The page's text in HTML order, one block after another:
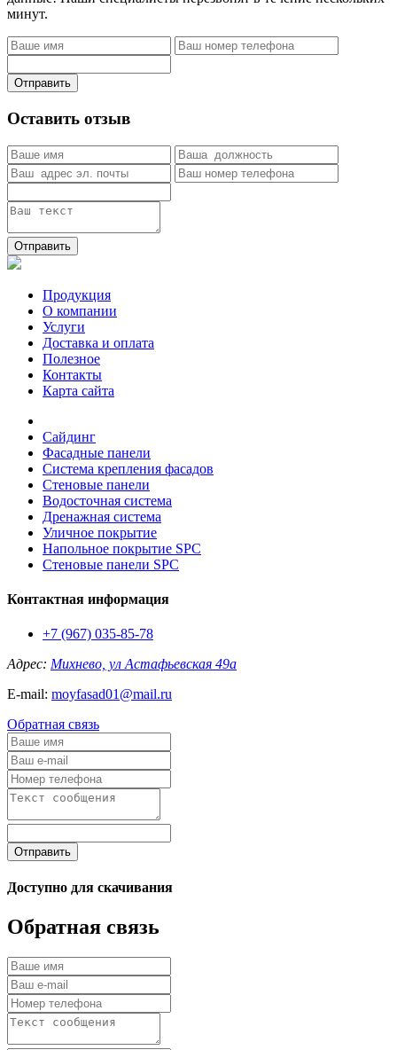
минут.
Отправить
Оставить отзыв
Отправить
Продукция
О компании
Услуги
Доставка и оплата
Полезное
Контакты
Карта сайта
Сайдинг
Фасадные панели
Система крепления фасадов
Стеновые панели
Водосточная система
Дренажная система
Уличное покрытие
Напольное покрытие SPC
Стеновые панели SPC
Контактная информация
+7 (967) 035-85-78
Адрес: Михнево, ул Астафьевская 49а
E-mail: moyfasad01@mail.ru
Обратная связь
Отправить
Доступно для скачивания
Обратная связь